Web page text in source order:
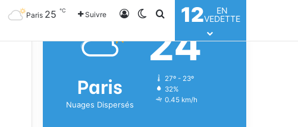
Paris 25 ℃ Suivre ConnexionSwitch skin
Rechercher
12
EN
VEDETTE
Météo
Paris
Nuages Dispersés
24℃
27º - 23º
32%
0.45 km/h